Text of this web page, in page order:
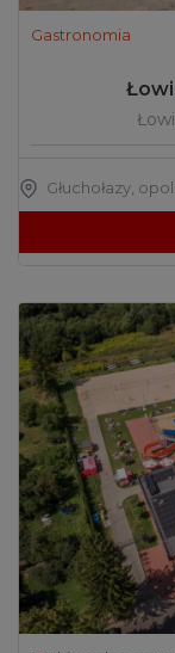
Gastronomia
Głuchołazy,